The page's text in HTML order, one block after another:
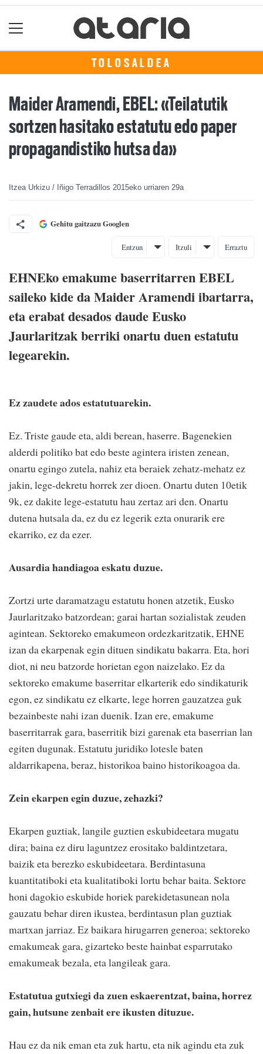
TOLOSALDEA
Maider Aramendi, EBEL: «Teilatutik
sortzen hasitako estatutu edo paper
propagandistiko hutsa da»
Itzea Urkizu / Iñigo Terradillos 2015eko urriaren 29a
Gehitu gaitzazu Googlen
Entzun Itzuli Erraztu
EHNEko emakume baserritarren EBEL
saileko kide da Maider Aramendi ibartarra,
eta erabat desados daude Eusko
Jaurlaritzak berriki onartu duen estatutu
legearekin.
Ez zaudete ados estatutuarekin.
Ez. Triste gaude eta, aldi berean, haserre. Bagenekien
alderdi politiko bat edo beste agintera iristen zenean,
onartu egingo zutela, nahiz eta beraiek zehatz-mehatz ez
jakin, lege-dekretu horrek zer dioen. Onartu duten 10etik
9k, ez dakite lege-estatutu hau zertaz ari den. Onartu
dutena hutsala da, ez du ez legerik ezta onurarik ere
ekarriko, ez da ezer.
Ausardia handiagoa eskatu duzue.
Zortzi urte daramatzagu estatutu honen atzetik, Eusko
Jaurlaritzako batzordean; garai hartan sozialistak zeuden
agintean. Sektoreko emakumeon ordezkaritzatik, EHNE
izan da ekarpenak egin dituen sindikatu bakarra. Eta, hori
diot, ni neu batzorde horietan egon naizelako. Ez da
sektoreko emakume baserritar elkarterik edo sindikaturik
egon, ez sindikatu ez elkarte, lege horren gauzatzea guk
bezainbeste nahi izan duenik. Izan ere, emakume
baserritarrak gara, baserritik bizi garenak eta baserrian lan
egiten dugunak. Estatutu juridiko lotesle baten
aldarrikapena, beraz, historikoa baino historikoagoa da.
Zein ekarpen egin duzue, zehazki?
Ekarpen guztiak, langile guztien eskubideetara mugatu
dira; baina ez diru laguntzez erositako baldintzetara,
baizik eta berezko eskubideetara. Berdintasuna
kuantitatiboki eta kualitatiboki lortu behar baita. Sektore
honi dagokio eskubide horiek parekidetasunean nola
gauzatu behar diren ikustea, berdintasun plan guztiak
martxan jarriaz. Ez baikara hirugarren generoa; sektoreko
emakumeak gara, gizarteko beste hainbat esparrutako
emakumeak bezala, eta langileak gara.
Estatutua gutxiegi da zuen eskaerentzat, baina, horrez
gain, hutsune zenbait ere ikusten dituzue.
Hau ez da nik eman eta zuk hartu, eta nik agindu eta zuk